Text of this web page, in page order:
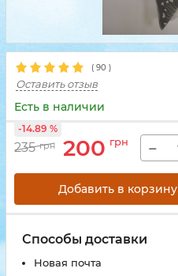
( 90 )
Оставить отзыв
Есть в наличии
235 грн 200 грн
-14.89 %
−
Добавить в корзину
Способы доставки
Новая почта